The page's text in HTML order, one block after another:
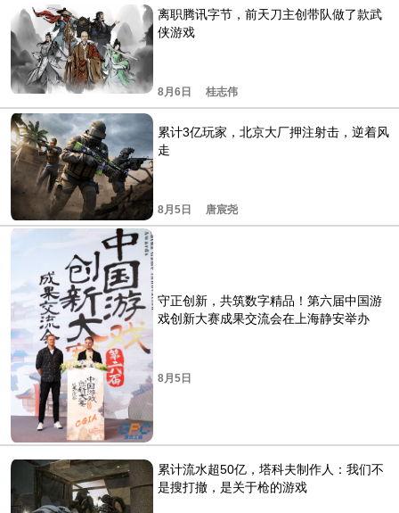
离职腾讯字节，前天刀主创带队做了款武
侠游戏
8月6日 桂志伟
累计3亿玩家，北京大厂押注射击，逆着风
走
8月5日 唐宸尧
守正创新，共筑数字精品！第六届中国游
戏创新大赛成果交流会在上海静安举办
8月5日
累计流水超50亿，塔科夫制作人：我们不
是搜打撤，是关于枪的游戏